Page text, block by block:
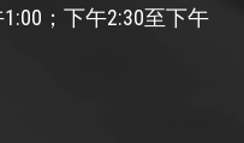
；下午2:30至下午